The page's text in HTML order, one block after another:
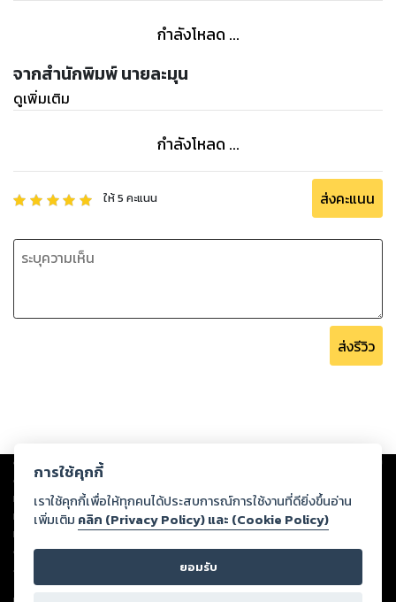
กำลังโหลด ...
จากสำนักพิมพ์ นายละมุน
ดูเพิ่มเติม
กำลังโหลด ...
ให้5 คะแนน ส่งคะแนน
ส่งรีวิว
Copyright © 2026
ต่อผลงานหรือเนื้อหาใดที่อัปโหลดผ่านเว็บไซต์และปรากฏว่าละเมิดสิทธิใน
ทรัพย์สินทางปัญญาของบุคคลอื่นหรือขัดต่อกฎหมายและศีลธรรม ดังนั้น ผู้อ่าน
ทุกท่านโปรดใช้วิจารณญาณในการกลั่นกรองด้วยตนเอง และหากท่านพบว่าส่วน
หนึ่งส่วนใดขัดต่อกฎหมายและศีลธรรม กรุณาแจ้งมายังบริษัท เพื่อทีมงานจะได้
ดำเนินการในทันที ทั้งนี้ ทางสตอรี่ล็อกขอสงวนลิขสิทธิ์ตามพระราชบัญญัติ
ลิขสิทธิ์ พ.ศ. 2537 (ฉบับล่าสุด)
การใช้คุกกี้
เราใช้คุกกี้เพื่อให้ทุกคนได้ประสบการณ์การใช้งานที่ดียิ่งขึ้นอ่าน
เพิ่มเติม คลิก (Privacy Policy) และ (Cookie Policy)
ยอมรับ